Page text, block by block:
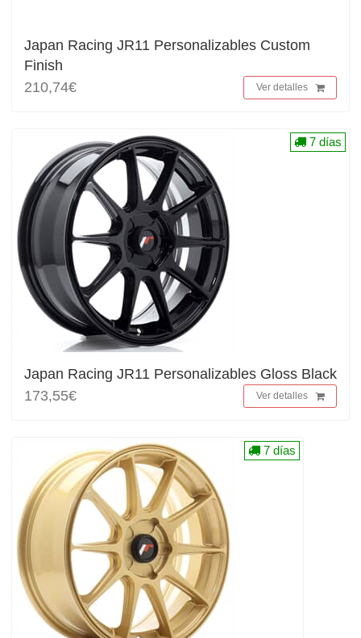
Japan Racing JR11 Personalizables Custom
Finish
210,74€
Ver detalles
Japan Racing JR11 Personalizables Gloss Black
173,55€
Ver detalles
7 días
7 días